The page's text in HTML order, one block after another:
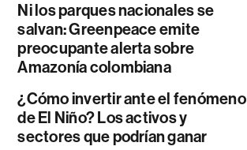
Ni los parques nacionales se
salvan: Greenpeace emite
preocupante alerta sobre
Amazonía colombiana
¿Cómo invertir ante el fenómeno
de El Niño? Los activos y
sectores que podrían ganar